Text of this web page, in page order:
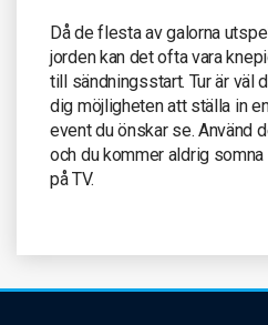
Då de flesta av galorna
jorden kan det ofta vara
till sändningsstart. Tur är väl
dig möjligheten att ställa in
event du önskar se. Använd
och du kommer aldrig
på TV.